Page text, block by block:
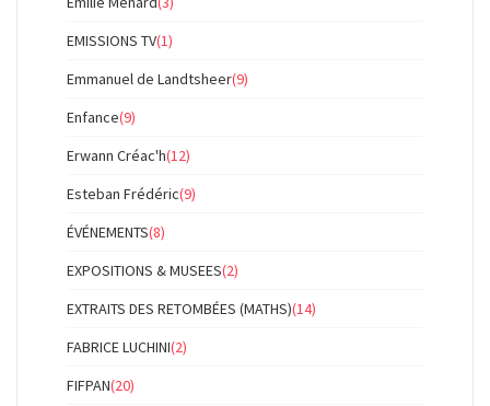
EMISSIONS TV(1)
Emmanuel de Landtsheer(9)
Enfance(9)
Erwann Créac'h(12)
Esteban Frédéric(9)
ÉVÉNEMENTS(8)
EXPOSITIONS & MUSEES(2)
EXTRAITS DES RETOMBÉES (MATHS)(14)
FABRICE LUCHINI(2)
FIFPAN(20)